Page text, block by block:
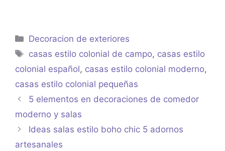
Categorías
Decoracion de exteriores
Etiquetas
casas estilo colonial de campo, casas estilo
colonial español, casas estilo colonial moderno,
casas estilo colonial pequeñas
5 elementos en decoraciones de comedor
moderno y salas
Ideas salas estilo boho chic 5 adornos
artesanales